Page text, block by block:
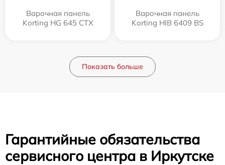
Варочная панель
Korting HG 645 CTX
Варочная панель
Korting HIB 6409 BS
Показать больше
Гарантийные обязательства
сервисного центра в Иркутске